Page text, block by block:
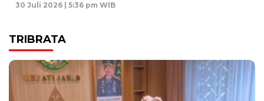
30 Juli 2026 | 5:36 pm WIB
TRIBRATA